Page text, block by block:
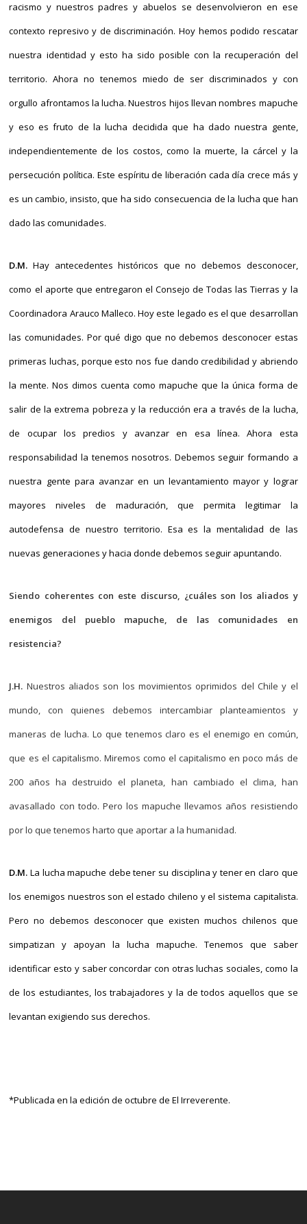
racismo y nuestros padres y abuelos se desenvolvieron en ese
contexto represivo y de discriminación. Hoy hemos podido rescatar
nuestra identidad y esto ha sido posible con la recuperación del
territorio. Ahora no tenemos miedo de ser discriminados y con
orgullo afrontamos la lucha. Nuestros hijos llevan nombres mapuche
y eso es fruto de la lucha decidida que ha dado nuestra gente,
independientemente de los costos, como la muerte, la cárcel y la
persecución política. Este espíritu de liberación cada día crece más y
es un cambio, insisto, que ha sido consecuencia de la lucha que han
dado las comunidades.
D.M. Hay antecedentes históricos que no debemos desconocer,
como el aporte que entregaron el Consejo de Todas las Tierras y la
Coordinadora Arauco Malleco. Hoy este legado es el que desarrollan
las comunidades. Por qué digo que no debemos desconocer estas
primeras luchas, porque esto nos fue dando credibilidad y abriendo
la mente. Nos dimos cuenta como mapuche que la única forma de
salir de la extrema pobreza y la reducción era a través de la lucha,
de ocupar los predios y avanzar en esa línea. Ahora esta
responsabilidad la tenemos nosotros. Debemos seguir formando a
nuestra gente para avanzar en un levantamiento mayor y lograr
mayores niveles de maduración, que permita legitimar la
autodefensa de nuestro territorio. Esa es la mentalidad de las
nuevas generaciones y hacia donde debemos seguir apuntando.
Siendo coherentes con este discurso, ¿cuáles son los aliados y
enemigos del pueblo mapuche, de las comunidades en
resistencia?
J.H. Nuestros aliados son los movimientos oprimidos del Chile y el
mundo, con quienes debemos intercambiar planteamientos y
maneras de lucha. Lo que tenemos claro es el enemigo en común,
que es el capitalismo. Miremos como el capitalismo en poco más de
200 años ha destruido el planeta, han cambiado el clima, han
avasallado con todo. Pero los mapuche llevamos años resistiendo
por lo que tenemos harto que aportar a la humanidad.
D.M. La lucha mapuche debe tener su disciplina y tener en claro que
los enemigos nuestros son el estado chileno y el sistema capitalista.
Pero no debemos desconocer que existen muchos chilenos que
simpatizan y apoyan la lucha mapuche. Tenemos que saber
identificar esto y saber concordar con otras luchas sociales, como la
de los estudiantes, los trabajadores y la de todos aquellos que se
levantan exigiendo sus derechos.
*Publicada en la edición de octubre de El Irreverente.